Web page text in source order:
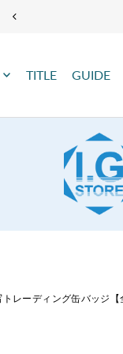
TITLE GUIDE
レーディング缶バッジ【